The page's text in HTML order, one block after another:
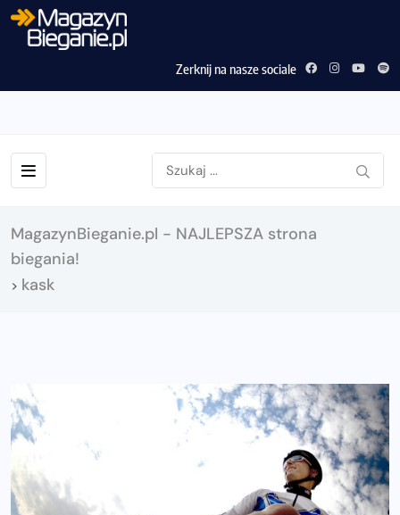
Zerknij na nasze sociale
MagazynBieganie.pl - NAJLEPSZA strona
biegania!
> kask